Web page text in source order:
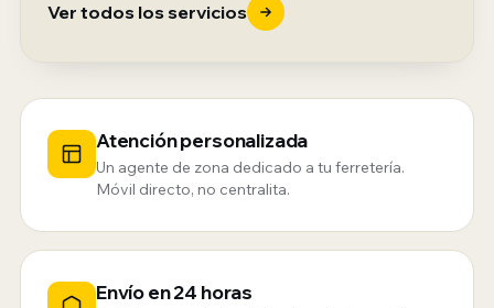
Ver todos los servicios
Atención personalizada
Un agente de zona dedicado a tu ferretería.
Móvil directo, no centralita.
Envío en 24 horas